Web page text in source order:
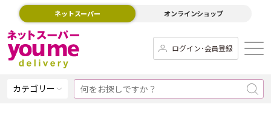
ネットスーパー オンラインショップ
ログイン･会員登録
カテゴリー